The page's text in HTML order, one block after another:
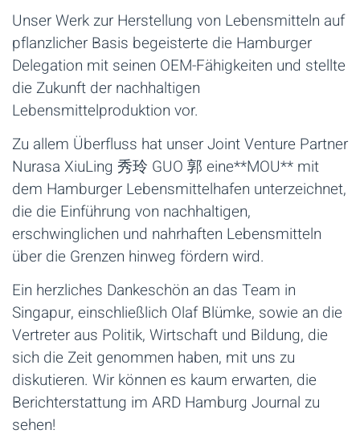
Unser Werk zur Herstellung von Lebensmitteln auf
pflanzlicher Basis begeisterte die Hamburger
Delegation mit seinen OEM-Fähigkeiten und stellte
die Zukunft der nachhaltigen
Lebensmittelproduktion vor.
Zu allem Überfluss hat unser Joint Venture Partner
Nurasa XiuLing 秀玲 GUO 郭 eine**MOU** mit
dem Hamburger Lebensmittelhafen unterzeichnet,
die die Einführung von nachhaltigen,
erschwinglichen und nahrhaften Lebensmitteln
über die Grenzen hinweg fördern wird.
Ein herzliches Dankeschön an das Team in
Singapur, einschließlich Olaf Blümke, sowie an die
Vertreter aus Politik, Wirtschaft und Bildung, die
sich die Zeit genommen haben, mit uns zu
diskutieren. Wir können es kaum erwarten, die
Berichterstattung im ARD Hamburg Journal zu
sehen!